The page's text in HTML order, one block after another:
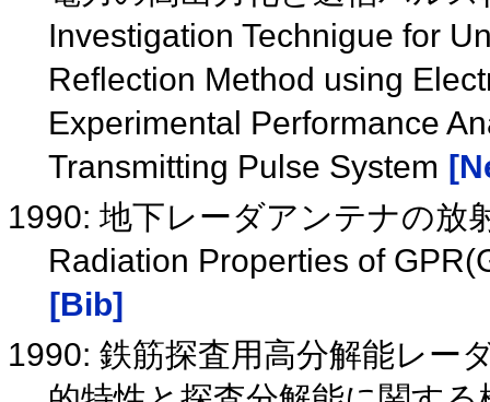
Investigation Technigue for
Reflection Method using
Experimental Performance
Transmitting Pulse System
1990: 地下レーダアンテナの放
Radiation Properties of
[Bib]
1990: 鉄筋探査用高分解能レー